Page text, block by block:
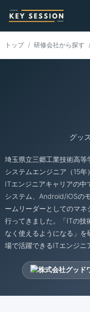
トップ 研修会社から探す
グッ
埼玉県立三郷工業技術高
システムエンジニア（15
ITエンジニアキャリアの中
システム、Android/iOSの
ームリーダーとしてのマ
行ってきました。「ITの技
なく使えるようになる」
場で活躍できるITエンジニ